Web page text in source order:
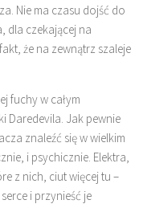
Nie ma czasu dojść do
dla czekającej na
że na zewnątrz szaleje
fuchy w całym
Daredevila. Jak pewnie
znaleźć się w wielkim
i psychicznie. Elektra,
z nich, ciut więcej tu –
i przynieść je